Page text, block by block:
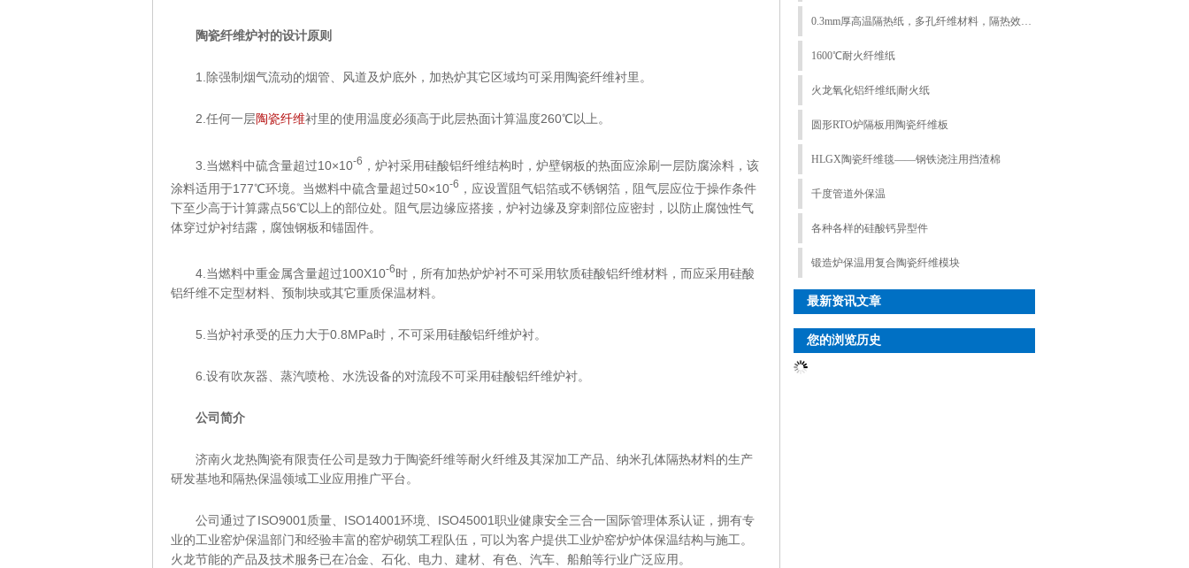
陶瓷纤维炉衬的设计原则
1.除强制烟气流动的烟管、风道及炉底外，加热炉其它区域均可采用陶瓷纤维衬里。
2.任何一层陶瓷纤维衬里的使用温度必须高于此层热面计算温度260℃以上。
3.当燃料中硫含量超过10×10-6 ，炉衬采用硅酸铝纤维结构时，炉壁钢板的热面应涂刷一层防腐涂料，该
涂料适用于177℃环境。当燃料中硫含量超过50×10-6 ，应设置阻气铝箔或不锈钢箔，阻气层应位于操作条件
下至少高于计算露点56℃以上的部位处。阻气层边缘应搭接，炉衬边缘及穿刺部位应密封，以防止腐蚀性气
体穿过炉衬结露，腐蚀钢板和锚固件。
4.当燃料中重金属含量超过100X10-6时，所有加热炉炉衬不可采用软质硅酸铝纤维材料，而应采用硅酸
铝纤维不定型材料、预制块或其它重质保温材料。
5.当炉衬承受的压力大于0.8MPa时，不可采用硅酸铝纤维炉衬。
6.设有吹灰器、蒸汽喷枪、水洗设备的对流段不可采用硅酸铝纤维炉衬。
公司简介
济南火龙热陶瓷有限责任公司是致力于陶瓷纤维等耐火纤维及其深加工产品、纳米孔体隔热材料的生产
研发基地和隔热保温领域工业应用推广平台。
公司通过了ISO9001质量、ISO14001环境、ISO45001职业健康安全三合一国际管理体系认证，拥有专
业的工业窑炉保温部门和经验丰富的窑炉砌筑工程队伍，可以为客户提供工业炉窑炉炉体保温结构与施工。
火龙节能的产品及技术服务已在冶金、石化、电力、建材、有色、汽车、船舶等行业广泛应用。
0.3mm厚高温隔热纸，多孔纤维材料，隔热效果好
1600℃耐火纤维纸
火龙氧化铝纤维纸|耐火纸
圆形RTO炉隔板用陶瓷纤维板
HLGX陶瓷纤维毯——钢铁浇注用挡渣棉
千度管道外保温
各种各样的硅酸钙异型件
锻造炉保温用复合陶瓷纤维模块
最新资讯文章
您的浏览历史